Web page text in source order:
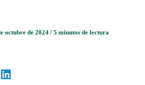
octubre de 2024 / 5 minutos de lectura